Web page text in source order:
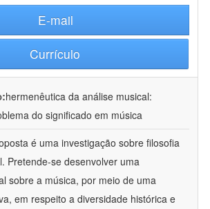
E-mail
Currículo
hermenêutica da análise musical:
do significado em música
é uma investigação sobre filosofia
Pretende-se desenvolver uma
sobre a música, por meio de uma
em respeito a diversidade histórica e